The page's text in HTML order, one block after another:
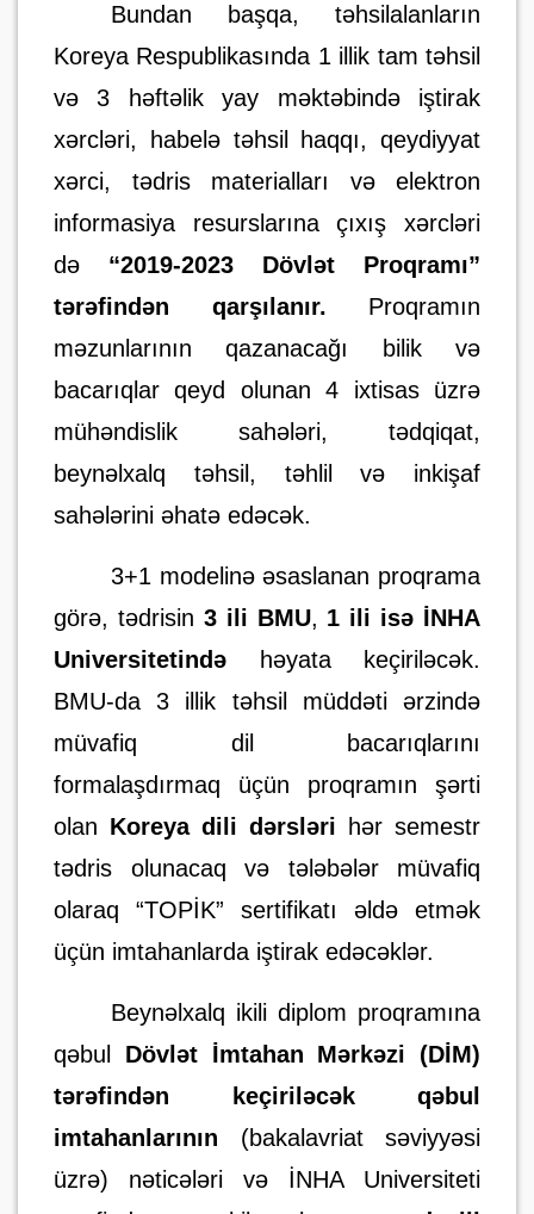
Bundan başqa, təhsilalanların
Koreya Respublikasında 1 illik tam təhsil
və 3 həftəlik yay məktəbində iştirak
xərcləri, habelə təhsil haqqı, qeydiyyat
xərci, tədris materialları və elektron
informasiya resurslarına çıxış xərcləri
də “2019-2023 Dövlət Proqramı”
tərəfindən qarşılanır. Proqramın
məzunlarının qazanacağı bilik və
bacarıqlar qeyd olunan 4 ixtisas üzrə
mühəndislik sahələri, tədqiqat,
beynəlxalq təhsil, təhlil və inkişaf
sahələrini əhatə edəcək.
3+1 modelinə əsaslanan proqrama
görə, tədrisin 3 ili BMU, 1 ili isə İNHA
Universitetində həyata keçiriləcək.
BMU-da 3 illik təhsil müddəti ərzində
müvafiq dil bacarıqlarını
formalaşdırmaq üçün proqramın şərti
olan Koreya dili dərsləri hər semestr
tədris olunacaq və tələbələr müvafiq
olaraq “TOPİK” sertifikatı əldə etmək
üçün imtahanlarda iştirak edəcəklər.
Beynəlxalq ikili diplom proqramına
qəbul Dövlət İmtahan Mərkəzi (DİM)
tərəfindən keçiriləcək qəbul
imtahanlarının (bakalavriat səviyyəsi
üzrə) nəticələri və İNHA Universiteti